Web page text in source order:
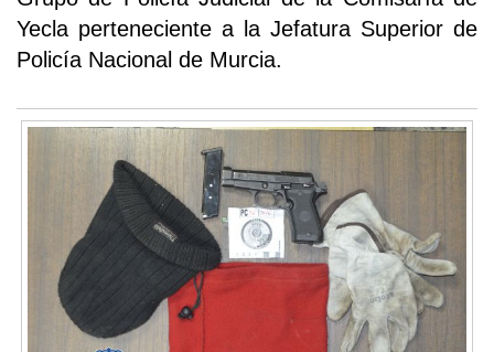
Yecla perteneciente a la Jefatura Superior de
Policía Nacional de Murcia.